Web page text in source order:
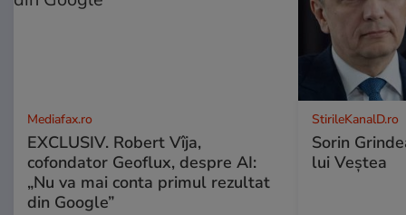
Mediafax.ro
EXCLUSIV. Robert Vîja,
cofondator Geoflux, despre AI:
„Nu va mai conta primul rezultat
din Google”
StirileKanalD.ro
Sorin
lui Veștea